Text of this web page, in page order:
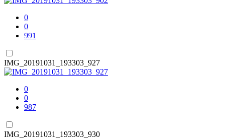
0
0
991
IMG_20191031_193303_927
0
0
987
IMG_20191031_193303_930